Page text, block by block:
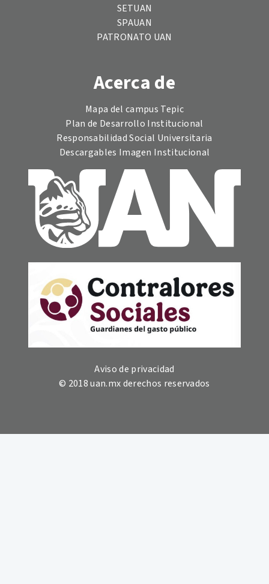
SETUAN
SPAUAN
PATRONATO UAN
Acerca de
Mapa del campus Tepic
Plan de Desarrollo Institucional
Responsabilidad Social Universitaria
Descargables Imagen Institucional
Aviso de privacidad
© 2018 uan.mx derechos reservados